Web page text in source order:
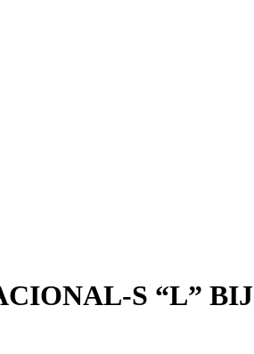
S “L” BIJ